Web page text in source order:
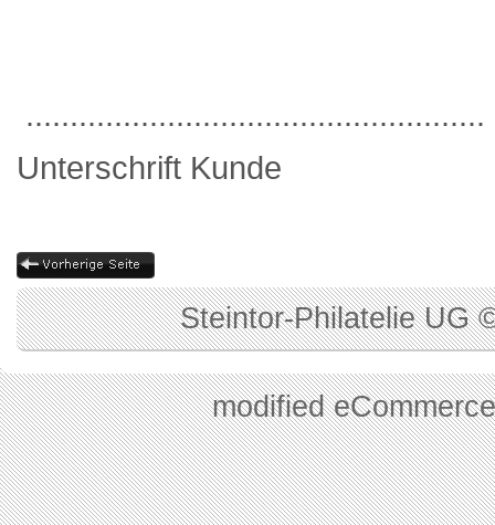
....................................................
Unterschrift Kunde
Steintor-Philatelie UG
modified